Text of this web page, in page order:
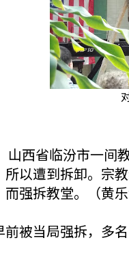
山西省临汾市一
以遭到拆卸。宗
强拆教堂。（黄乐
被当局强拆，多